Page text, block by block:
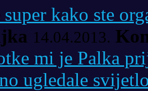
super kako ste
14.04.2013.
mi je Palka
ugledale